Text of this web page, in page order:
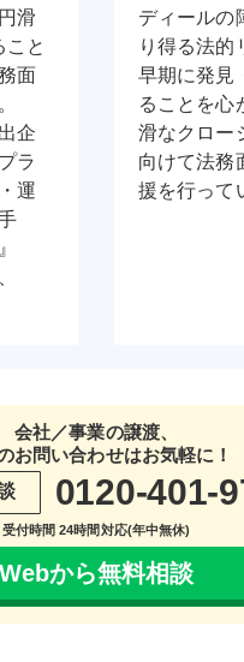
滑
こと
面
企
ラ
運
ディールの
り得る法的
早期に発見
ることを心
滑なクロー
向けて法務
援を行って
会社／事業の譲渡、
お問い合わせはお気軽に！
0120-401-
受付時間 24時間対応(年中無休)
Webから無料相談